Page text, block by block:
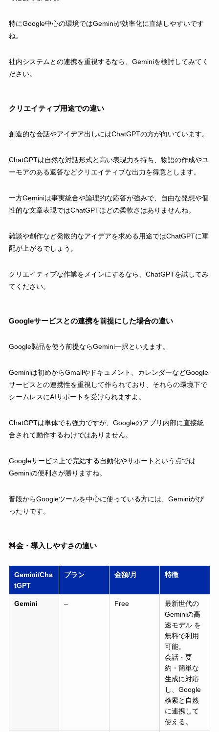
特にGoogle中心の環境ではGeminiが効率化に直結しやすいです
ね。
社内システムとの連携を重視するなら、Geminiを検討してみてく
ださい。
クリエイティブ用途での違い
創造的な会話やアイデア出しにはChatGPTの方が向いています。
ChatGPTは自然な対話形式と高い表現力を持ち、物語の作成やユ
ーモアのある返答などクリエイティブな出力を得意とします。
一方Geminiは事実統合や論理的な応答が強みで、自由な発想や個
性的な文章表現ではChatGPTほどの柔軟さはありませんね。
雑談や創作など発散的なアイデアを求める用途ではChatGPTに軍
配が上がるでしょう。
クリエイティブな作業をメインにするなら、ChatGPTを試してみ
てください。
Googleサービスとの連携を前提にした場合の違い
Google製品を使う前提ならGemini一択といえます。
Geminiは初めからGmailやドキュメント、カレンダーなどGoogle
サービスとの連携性を重視して作られており、それらの環境下で
シームレスにAIサポートを受けられますよ。
ChatGPTは単体でも強力ですが、Googleのアプリ内部に直接統
合されて動作するわけではありません。
Googleサービス上で完結する自動化やサポートという点では
Geminiの便利さが勝りますね。
普段からGoogleツールを中心に使っている方には、Geminiがぴ
ったりです。
料金・導入しやすさの違い
Gemini/Cha
tGPT
プラン 金額/月 特徴
Gemini – Free
最新世代の
Geminiの高
速モデル を
無料で利用
可能。
会話・要
約・簡単な
生成に対応
し、Google
検索と自然
に連携して
使える。